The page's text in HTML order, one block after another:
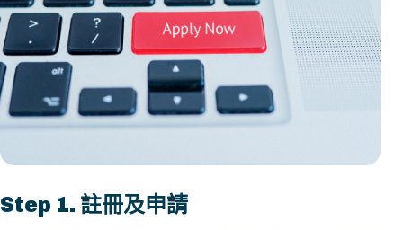
Step 1. 註冊及申請